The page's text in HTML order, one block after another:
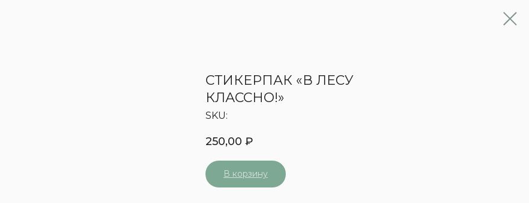
СТИКЕРПАК «В ЛЕСУ
КЛАССНО!»
SKU:
250,00 ₽
В корзину